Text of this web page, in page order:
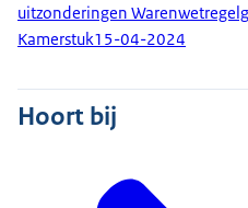
uitzonderingen
Kamerstuk15-04-2024
Hoort bij